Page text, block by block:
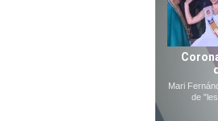
Mari
de